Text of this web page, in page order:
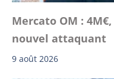
Mercato OM :
nouvel attaquant
9 août 2026